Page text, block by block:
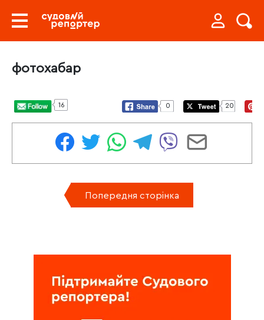
фотохабар
16 0 20
Попередня сторінка